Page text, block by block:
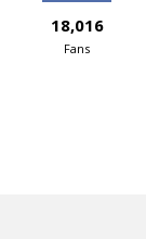
18,016
Fans